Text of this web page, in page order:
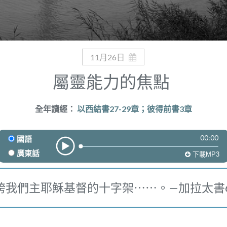
11月26日
屬靈能力的焦點
全年讀經： 以西結書27-29章；彼得前書3章
國語
廣東話
00:00
下載MP3
們主耶穌基督的十字架⋯⋯。—加拉太書